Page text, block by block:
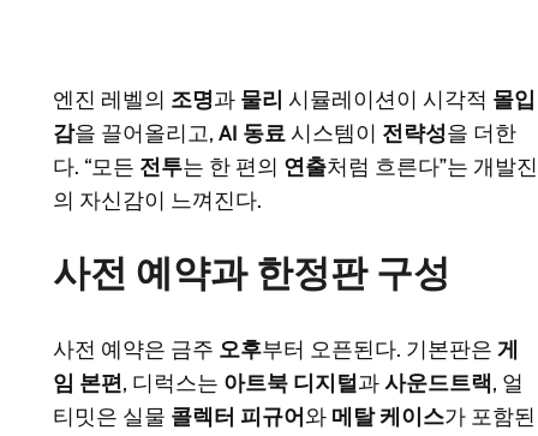
엔진 레벨의 조명과 물리 시뮬레이션이 시각적 몰입
감을 끌어올리고, AI 동료시스템이 전략성을 더한
다. “모든 전투는 한 편의 연출처럼 흐른다”는 개발진
의 자신감이 느껴진다.
사전 예약과 한정판 구성
사전 예약은 금주 오후부터 오픈된다. 기본판은 게
임 본편, 디럭스는 아트북 디지털과사운드트랙, 얼
티밋은 실물 콜렉터 피규어 와 메탈 케이스가 포함된